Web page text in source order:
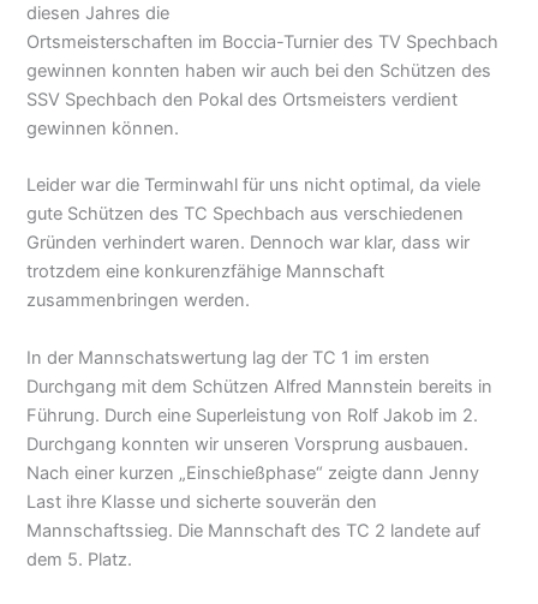
diesen Jahres die
Ortsmeisterschaften im Boccia-Turnier des TV Spechbach
gewinnen konnten haben wir auch bei den Schützen des
SSV Spechbach den Pokal des Ortsmeisters verdient
gewinnen können.
Leider war die Terminwahl für uns nicht optimal, da viele
gute Schützen des TC Spechbach aus verschiedenen
Gründen verhindert waren. Dennoch war klar, dass wir
trotzdem eine konkurenzfähige Mannschaft
zusammenbringen werden.
In der Mannschatswertung lag der TC 1 im ersten
Durchgang mit dem Schützen Alfred Mannstein bereits in
Führung. Durch eine Superleistung von Rolf Jakob im 2.
Durchgang konnten wir unseren Vorsprung ausbauen.
Nach einer kurzen „Einschießphase“ zeigte dann Jenny
Last ihre Klasse und sicherte souverän den
Mannschaftssieg. Die Mannschaft des TC 2 landete auf
dem 5. Platz.